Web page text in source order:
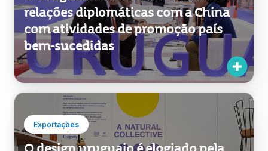
Exportações
O Uruguai comemorou 30 anos de
relações diplomáticas com a China
com atividades de promoção país
bem-sucedidas